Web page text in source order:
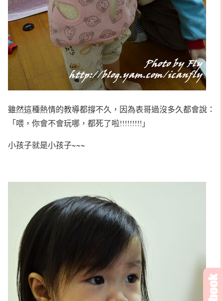
雖然這種熱情的教導都撐不久，因為表哥過沒多久都會說：
「喂，你會不會玩哪，都死了啦!!!!!!!!!」
小孩子就是小孩子~~~